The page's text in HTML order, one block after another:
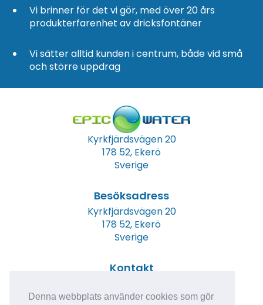
Denna webbplats använder cookies som gör
Vi brinner för det vi gör, med över 20 års
produkterfarenhet av dricksfontäner
Vi sätter alltid kunden i centrum, både vid små
och större uppdrag
Kyrkfjärdsvägen 20
178 52, Ekerö
Sverige
Besöksadress
Kyrkfjärdsvägen 20
178 52, Ekerö
Sverige
Kontakt
E-post:info@epicwater.se